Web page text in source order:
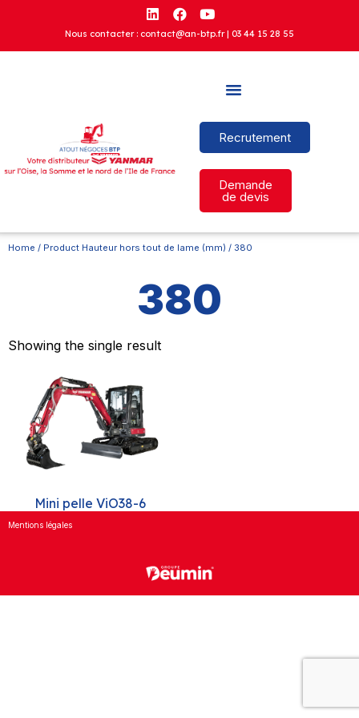
Nous contacter : contact@an-btp.fr | 03 44 15 28 55
Recrutement
Demande
de devis
Home / Product Hauteur hors tout de lame (mm) / 380
380
Showing the single result
Mini pelle ViO38-6
Mentions légales